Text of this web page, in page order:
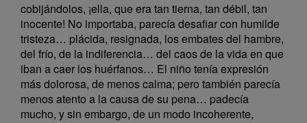
cobijándolos, ¡ella, que era tan tierna, tan débil, tan
inocente! No importaba, parecía desafiar con humilde
tristeza… plácida, resignada, los embates del hambre,
del frío, de la indiferencia… del caos de la vida en que
iban a caer los huérfanos… El niño tenía expresión
más dolorosa, de menos calma; pero también parecía
menos atento a la causa de su pena… padecía
mucho, y sin embargo, de un modo incoherente,